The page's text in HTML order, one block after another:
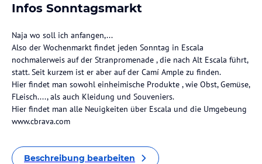
Infos Sonntagsmarkt
Naja wo soll ich anfangen,...
Also der Wochenmarkt findet jeden Sonntag in Escala
nochmalerweis auf der Stranpromenade , die nach Alt Escala führt,
statt. Seit kurzem ist er aber auf der Camí Ample zu finden.
Hier findet man sowohl einheimische Produkte , wie Obst, Gemüse,
FLeisch...., als auch Kleidung und Souveniers.
Hier findet man alle Neuigkeiten über Escala und die Umgebeung
www.cbrava.com
Beschreibung bearbeiten